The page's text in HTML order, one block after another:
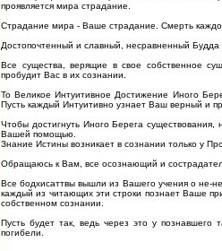
проявляется мира страдание.
Страдание мира - Ваше страдание. Смерть
Достопочтенный и славный, несравненный Будда
Все существа, верящие в свое собственное
пробудит Вас в их сознании.
То Великое Интуитивное Достижение Иного
Пусть каждый Интуитивно узнает Ваш верный и
Чтобы достигнуть Иного Берега
Вашей помощью.
Знание Истины возникает в сознании только у
Обращаюсь к Вам, все осознающий и
Все бодхисаттвы вышли из Вашего учения о не-
каждый из читающих эти строки познает Ваше
собственном сознании.
Пусть будет так, ведь через это у познавшего
погибели.